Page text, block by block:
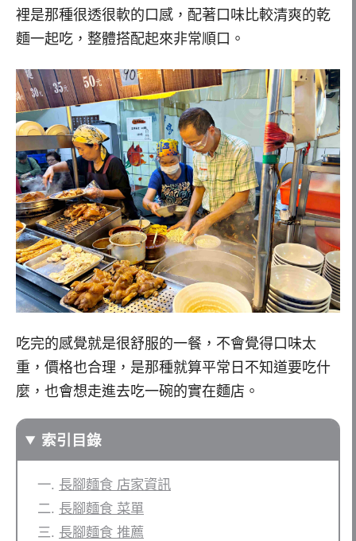
裡是那種很透很軟的口感，配著口味比較清爽的乾
麵一起吃，整體搭配起來非常順口。
吃完的感覺就是很舒服的一餐，不會覺得口味太
重，價格也合理，是那種就算平常日不知道要吃什
麼，也會想走進去吃一碗的實在麵店。
索引目錄
長腳麵食 店家資訊
長腳麵食 菜單
長腳麵食 推薦